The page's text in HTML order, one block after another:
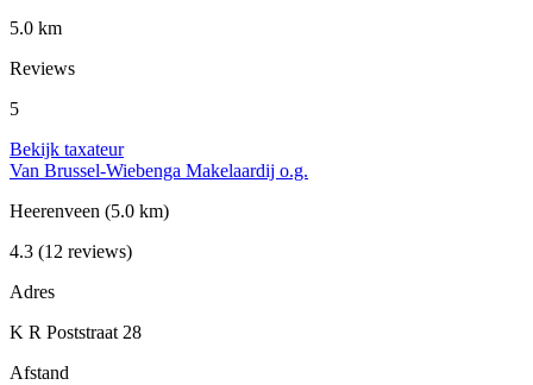
5.0 km
Reviews
5
Bekijk taxateur
Van Brussel-Wiebenga Makelaardij o.g.
Heerenveen (5.0 km)
4.3 (12 reviews)
Adres
K R Poststraat 28
Afstand